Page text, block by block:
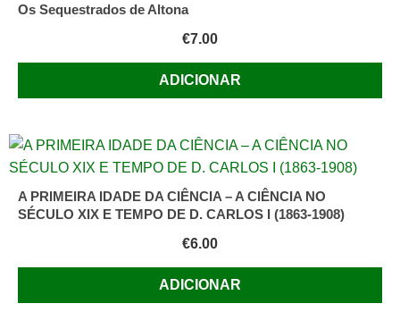
Os Sequestrados de Altona
€7.00
ADICIONAR
A PRIMEIRA IDADE DA CIÊNCIA – A CIÊNCIA NO
SÉCULO XIX E TEMPO DE D. CARLOS I (1863-1908)
€6.00
ADICIONAR